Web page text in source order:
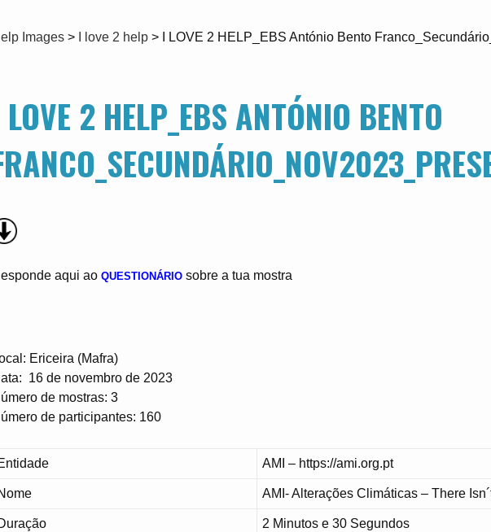
Images> I love 2 help> I LOVE 2 HELP_EBS António Bento
2 HELP_EBS ANTÓNIO BENTO
aqui ao QUESTIONÁRIO sobre a tua mostra
Ericeira (Mafra)
16 de novembro de 2023
de mostras: 3
de participantes: 160
AMI – https://ami.org.pt
AMI- Alterações Climáticas – There
2 Minutos e 30 Segundos